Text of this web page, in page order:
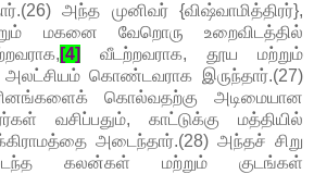
அந்த முனிவர் {விஷ்வாமித்திரர்},
மகனை வேறொரு உறைவிடத்தில்
[4]
வீடற்றவராக, தூய மற்றும்
கொண்டவராக இருந்தார்.(27)
கொல்வதற்கு அடிமையான
வசிப்பதும், காட்டுக்கு மத்தியில்
அடைந்தார்.(28) அந்தச் சிறு
கலன்கள் மற்றும் குடங்கள்